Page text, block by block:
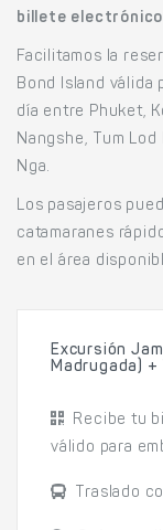
billete
Facilitamos la
Bond Island válida
día entre Phuket,
Nangshe, Tum Lod
Nga.
Los pasajeros
catamaranes
en el área
Excursión
Madrugada)
Recibe tu
válido para
Traslado